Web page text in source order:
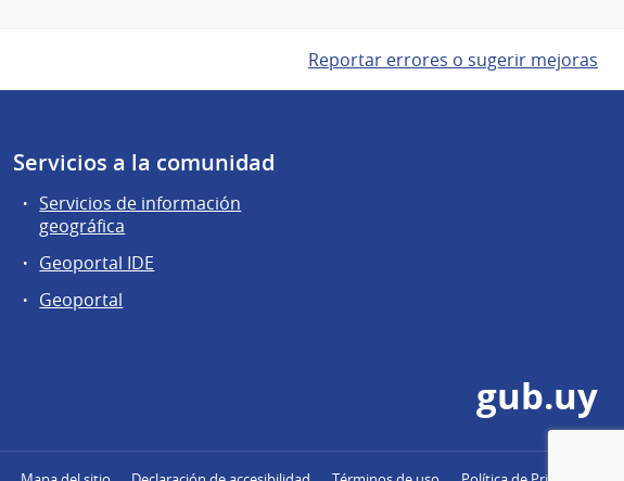
Reportar errores o sugerir mejoras
Servicios a la comunidad
Servicios de información
geográfica
Geoportal IDE
Geoportal
gub.uy